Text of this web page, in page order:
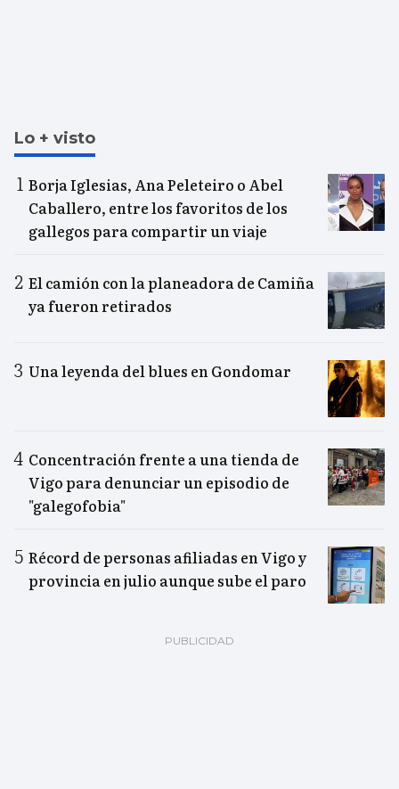
Lo + visto
Borja Iglesias, Ana Peleteiro o Abel
Caballero, entre los favoritos de los
gallegos para compartir un viaje
El camión con la planeadora de Camiña
ya fueron retirados
Una leyenda del blues en Gondomar
Concentración frente a una tienda de
Vigo para denunciar un episodio de
"galegofobia"
Récord de personas afiliadas en Vigo y
provincia en julio aunque sube el paro